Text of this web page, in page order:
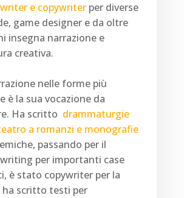
e copywriterper diverse
game designer e da oltre
insegna narrazione e
creativa.
nelle forme più
è la sua vocazione da
Ha scritto drammaturgie
a romanzi e monografie
passando per il
per importanti case
è stato copywriter per la
ha scritto testi per